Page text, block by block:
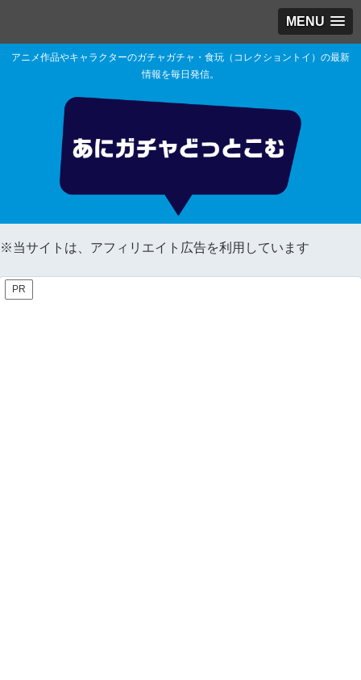
MENU
アニメ作品やキャラクターのガチャガチャ・食玩（コレクショントイ）の最新
情報を毎日発信。
※当サイトは、アフィリエイト広告を利用しています
PR